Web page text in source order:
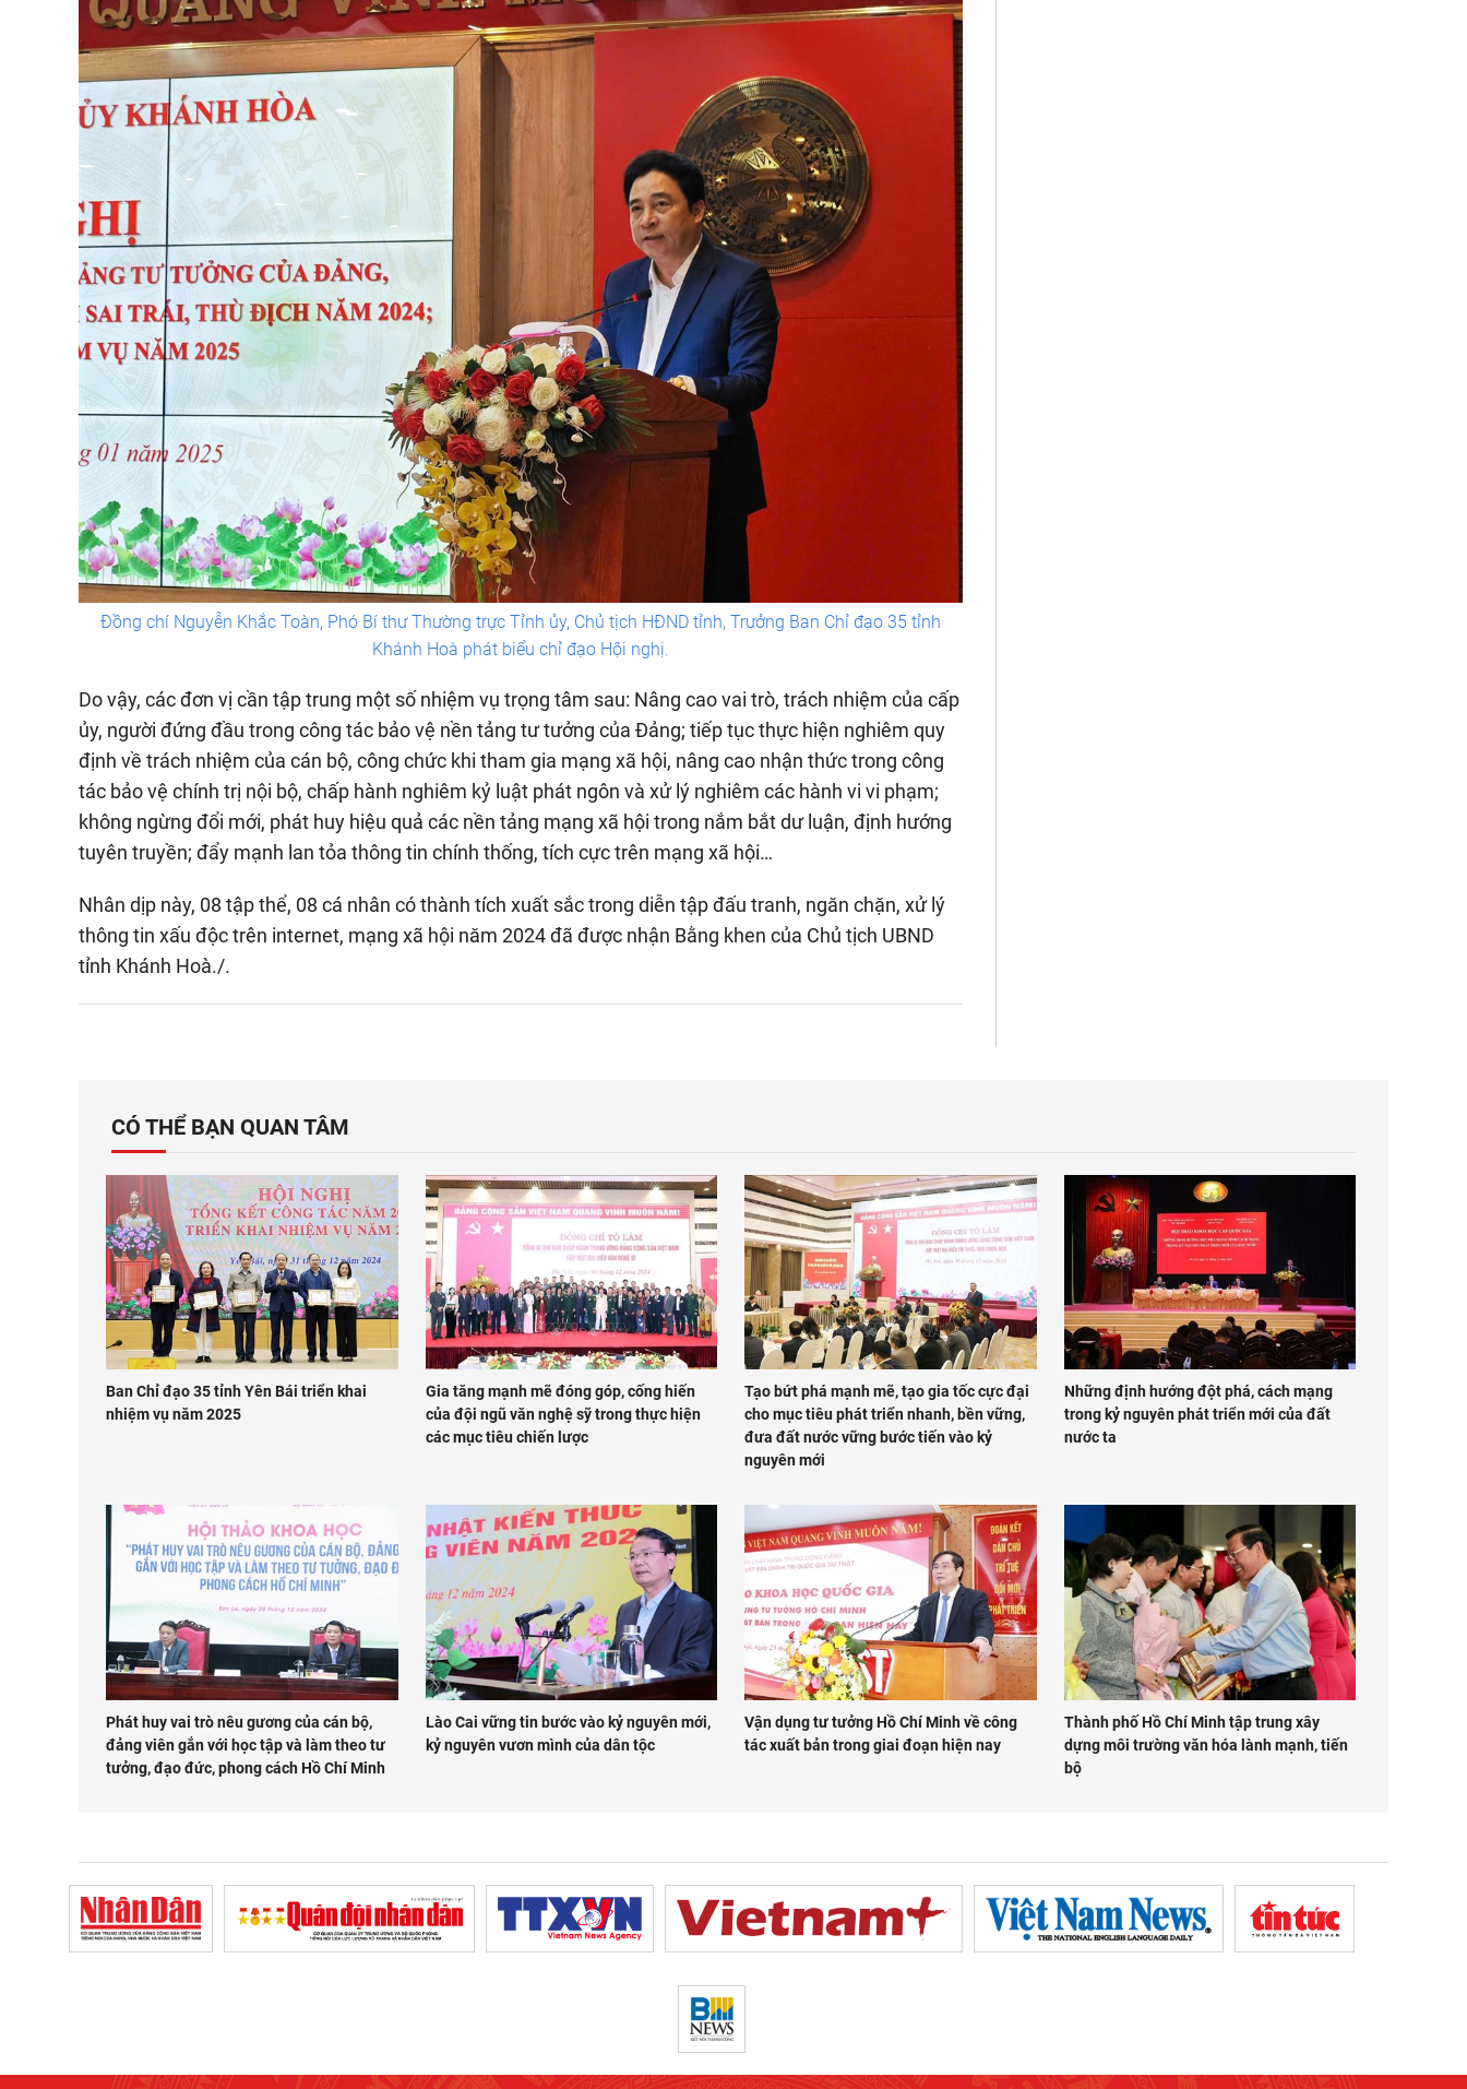
Đồng chí Nguyễn Khắc Toàn, Phó Bí thư Thường trực Tỉnh ủy, Chủ tịch HĐND tỉnh, Trưởng Ban Chỉ đạo 35 tỉnh
Khánh Hoà phát biểu chỉ đạo Hội nghị.
Do vậy, các đơn vị cần tập trung một số nhiệm vụ trọng tâm sau: Nâng cao vai trò, trách nhiệm của cấp
ủy, người đứng đầu trong công tác bảo vệ nền tảng tư tưởng của Đảng; tiếp tục thực hiện nghiêm quy
định về trách nhiệm của cán bộ, công chức khi tham gia mạng xã hội, nâng cao nhận thức trong công
tác bảo vệ chính trị nội bộ, chấp hành nghiêm kỷ luật phát ngôn và xử lý nghiêm các hành vi vi phạm;
không ngừng đổi mới, phát huy hiệu quả các nền tảng mạng xã hội trong nắm bắt dư luận, định hướng
tuyên truyền; đẩy mạnh lan tỏa thông tin chính thống, tích cực trên mạng xã hội…
Nhân dịp này, 08 tập thể, 08 cá nhân có thành tích xuất sắc trong diễn tập đấu tranh, ngăn chặn, xử lý
thông tin xấu độc trên internet, mạng xã hội năm 2024 đã được nhận Bằng khen của Chủ tịch UBND
tỉnh Khánh Hoà./.
CÓ THỂ BẠN QUAN TÂM
Ban Chỉ đạo 35 tỉnh Yên Bái triển khai
nhiệm vụ năm 2025
Gia tăng mạnh mẽ đóng góp, cống hiến
của đội ngũ văn nghệ sỹ trong thực hiện
các mục tiêu chiến lược
Tạo bứt phá mạnh mẽ, tạo gia tốc cực đại
cho mục tiêu phát triển nhanh, bền vững,
đưa đất nước vững bước tiến vào kỷ
nguyên mới
Những định hướng đột phá, cách mạng
trong kỷ nguyên phát triển mới của đất
nước ta
Phát huy vai trò nêu gương của cán bộ,
đảng viên gắn với học tập và làm theo tư
tưởng, đạo đức, phong cách Hồ Chí Minh
Lào Cai vững tin bước vào kỷ nguyên mới,
kỷ nguyên vươn mình của dân tộc
Vận dụng tư tưởng Hồ Chí Minh về công
tác xuất bản trong giai đoạn hiện nay
Thành phố Hồ Chí Minh tập trung xây
dựng môi trường văn hóa lành mạnh, tiến
bộ